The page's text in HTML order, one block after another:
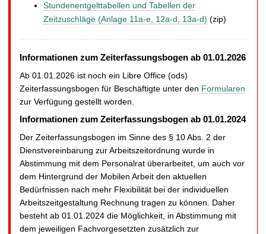
Stundenentgelttabellen und Tabellen der
Zeitzuschläge (Anlage 11a-e, 12a-d, 13a-d) (zip)
Informationen zum Zeiterfassungsbogen ab 01.01.2026
Ab 01.01.2026 ist noch ein Libre Office (ods)
Zeiterfassungsbogen für Beschäftigte unter den Formularen
zur Verfügung gestellt worden.
Informationen zum Zeiterfassungsbogen ab 01.01.2024
Der Zeiterfassungsbogen im Sinne des § 10 Abs. 2 der
Dienstvereinbarung zur Arbeitszeitordnung wurde in
Abstimmung mit dem Personalrat überarbeitet, um auch vor
dem Hintergrund der Mobilen Arbeit den aktuellen
Bedürfnissen nach mehr Flexibilität bei der individuellen
Arbeitszeitgestaltung Rechnung tragen zu können. Daher
besteht ab 01.01.2024 die Möglichkeit, in Abstimmung mit
dem jeweiligen Fachvorgesetzten zusätzlich zur